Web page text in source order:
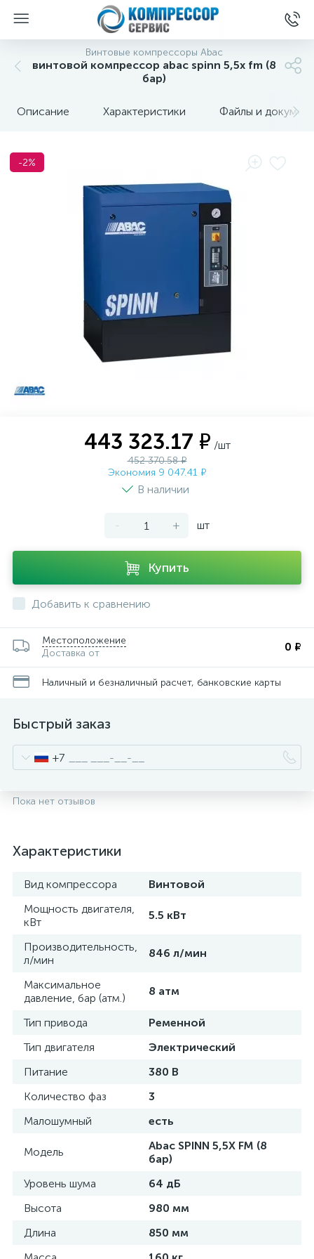
Винтовые компрессоры Abac
винтовой компрессор abac spinn 5,5x fm (8
бар)
Описание Характеристики Файлы и
-2%
443 323.17 ₽ /шт
452 370.58 ₽
Экономия 9 047.41 ₽
В наличии
- + шт
Купить
Добавить к сравнению
Местоположение
Доставка от
0 ₽
Наличный и безналичный расчет, банковские карты
Быстрый заказ
+7
Пока нет отзывов
Характеристики
Вид компрессора
Винтовой
Мощность двигателя,
кВт
5.5 кВт
Производительность,
л/мин
846 л/мин
Максимальное
давление, бар (атм.)
8 атм
Тип привода
Ременной
Тип двигателя
Электрический
Питание
380 В
Количество фаз
3
Малошумный
есть
Модель
Abac SPINN 5,5X FM (8
бар)
Уровень шума
64 дБ
Высота
980 мм
Длина
850 мм